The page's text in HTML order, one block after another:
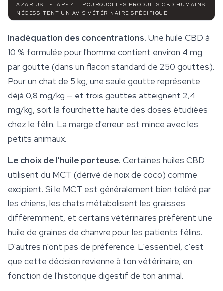
AZARIUS · ÉTAPE 4 — POURQUOI LES PRODUITS CBD HUMAINS
NÉCESSITENT UN AVIS VÉTÉRINAIRE SPÉCIFIQUE
Inadéquation des concentrations. Une huile CBD à
10 % formulée pour l'homme contient environ 4 mg
par goutte (dans un flacon standard de 250 gouttes).
Pour un chat de 5 kg, une seule goutte représente
déjà 0,8 mg/kg — et trois gouttes atteignent 2,4
mg/kg, soit la fourchette haute des doses étudiées
chez le félin. La marge d'erreur est mince avec les
petits animaux.
Le choix de l'huile porteuse. Certaines huiles CBD
utilisent du MCT (dérivé de noix de coco) comme
excipient. Si le MCT est généralement bien toléré par
les chiens, les chats métabolisent les graisses
différemment, et certains vétérinaires préfèrent une
huile de graines de chanvre pour les patients félins.
D'autres n'ont pas de préférence. L'essentiel, c'est
que cette décision revienne à ton vétérinaire, en
fonction de l'historique digestif de ton animal.